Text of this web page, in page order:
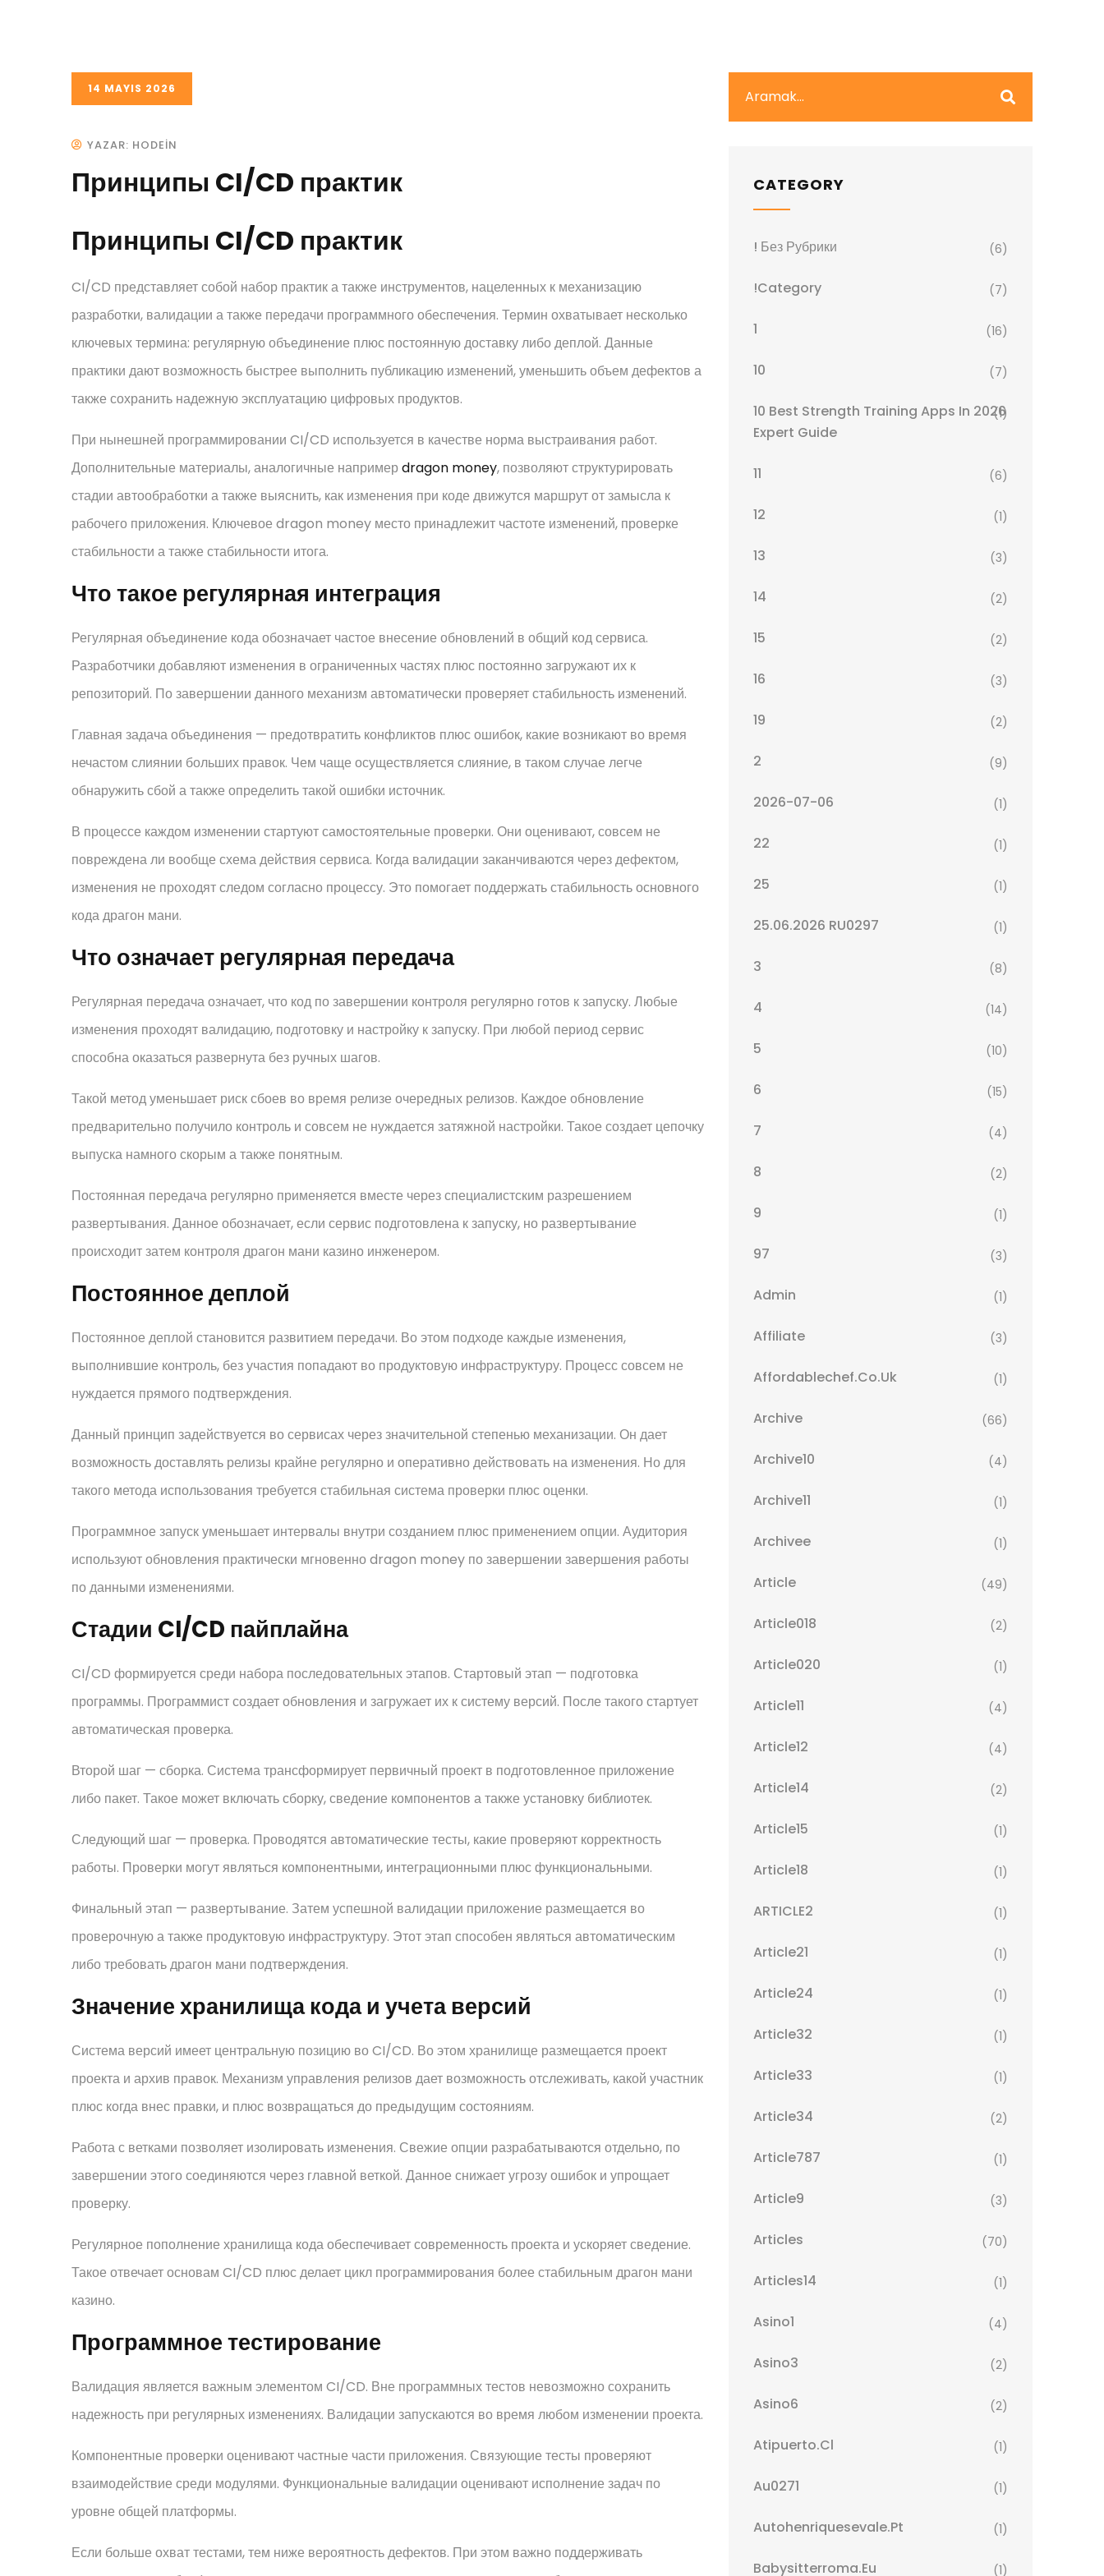
14 MAYIS 2026
YAZAR: HODEIN
Принципы CI/CD практик
Принципы CI/CD практик
CI/CD представляет собой набор практик а также инструментов, нацеленных к механизацию
разработки, валидации а также передачи программного обеспечения. Термин охватывает несколько
ключевых термина: регулярную объединение плюс постоянную доставку либо деплой. Данные
практики дают возможность быстрее выполнить публикацию изменений, уменьшить объем дефектов а
также сохранить надежную эксплуатацию цифровых продуктов.
При нынешней программировании CI/CD используется в качестве норма выстраивания работ.
Дополнительные материалы, аналогичные напримерdragon money, позволяют структурировать
стадии автообработки а также выяснить, как изменения при коде движутся маршрут от замысла к
рабочего приложения. Ключевое dragon money место принадлежит частоте изменений, проверке
стабильности а также стабильности итога.
Что такое регулярная интеграция
Регулярная объединение кода обозначает частое внесение обновлений в общий код сервиса.
Разработчики добавляют изменения в ограниченных частях плюс постоянно загружают их к
репозиторий. По завершении данного механизм автоматически проверяет стабильность изменений.
Главная задача объединения — предотвратить конфликтов плюс ошибок, какие возникают во время
нечастом слиянии больших правок. Чем чаще осуществляется слияние, в таком случае легче
обнаружить сбой а также определить такой ошибки источник.
В процессе каждом изменении стартуют самостоятельные проверки. Они оценивают, совсем не
повреждена ли вообще схема действия сервиса. Когда валидации заканчиваются через дефектом,
изменения не проходят следом согласно процессу. Это помогает поддержать стабильность основного
кода драгон мани.
Что означает регулярная передача
Регулярная передача означает, что код по завершении контроля регулярно готов к запуску. Любые
изменения проходят валидацию, подготовку и настройку к запуску. При любой период сервис
способна оказаться развернута без ручных шагов.
Такой метод уменьшает риск сбоев во время релизе очередных релизов. Каждое обновление
предварительно получило контроль и совсем не нуждается затяжной настройки. Такое создает цепочку
выпуска намного скорым а также понятным.
Постоянная передача регулярно применяется вместе через специалистским разрешением
развертывания. Данное обозначает, если сервис подготовлена к запуску, но развертывание
происходит затем контроля драгон мани казино инженером.
Постоянное деплой
Постоянное деплой становится развитием передачи. Во этом подходе каждые изменения,
выполнившие контроль, без участия попадают во продуктовую инфраструктуру. Процесс совсем не
нуждается прямого подтверждения.
Данный принцип задействуется во сервисах через значительной степенью механизации. Он дает
возможность доставлять релизы крайне регулярно и оперативно действовать на изменения. Но для
такого метода использования требуется стабильная система проверки плюс оценки.
Программное запуск уменьшает интервалы внутри созданием плюс применением опции. Аудитория
используют обновления практически мгновенно dragon money по завершении завершения работы
по данными изменениями.
Стадии CI/CD пайплайна
CI/CD формируется среди набора последовательных этапов. Стартовый этап — подготовка
программы. Программист создает обновления и загружает их к систему версий. После такого стартует
автоматическая проверка.
Второй шаг — сборка. Система трансформирует первичный проект в подготовленное приложение
либо пакет. Такое может включать сборку, сведение компонентов а также установку библиотек.
Следующий шаг — проверка. Проводятся автоматические тесты, какие проверяют корректность
работы. Проверки могут являться компонентными, интеграционными плюс функциональными.
Финальный этап — развертывание. Затем успешной валидации приложение размещается во
проверочную а также продуктовую инфраструктуру. Этот этап способен являться автоматическим
либо требовать драгон мани подтверждения.
Значение хранилища кода и учета версий
Система версий имеет центральную позицию во CI/CD. Во этом хранилище размещается проект
проекта и архив правок. Механизм управления релизов дает возможность отслеживать, какой участник
плюс когда внес правки, и плюс возвращаться до предыдущим состояниям.
Работа с ветками позволяет изолировать изменения. Свежие опции разрабатываются отдельно, по
завершении этого соединяются через главной веткой. Данное снижает угрозу ошибок и упрощает
проверку.
Регулярное пополнение хранилища кода обеспечивает современность проекта и ускоряет сведение.
Такое отвечает основам CI/CD плюс делает цикл программирования более стабильным драгон мани
казино.
Программное тестирование
Валидация является важным элементом CI/CD. Вне программных тестов невозможно сохранить
надежность при регулярных изменениях. Валидации запускаются во время любом изменении проекта.
Компонентные проверки оценивают частные части приложения. Связующие тесты проверяют
взаимодействие среди модулями. Функциональные валидации оценивают исполнение задач по
уровне общей платформы.
Если больше охват тестами, тем ниже вероятность дефектов. При этом важно поддерживать
CATEGORY
! Без Рубрики (6)
!Category (7)
1 (16)
10 (7)
10 Best Strength Training Apps In 2026
Expert Guide
(1)
11 (6)
12 (1)
13 (3)
14 (2)
15 (2)
16 (3)
19 (2)
2 (9)
2026-07-06 (1)
22 (1)
25 (1)
25.06.2026 RU0297 (1)
3 (8)
4 (14)
5 (10)
6 (15)
7 (4)
8 (2)
9 (1)
97 (3)
Admin (1)
Affiliate (3)
Affordablechef.co.uk (1)
Archive (66)
Archive10 (4)
Archive11 (1)
Archivee (1)
Article (49)
Article018 (2)
Article020 (1)
Article11 (4)
Article12 (4)
Article14 (2)
Article15 (1)
Article18 (1)
ARTICLE2 (1)
Article21 (1)
Article24 (1)
Article32 (1)
Article33 (1)
Article34 (2)
Article787 (1)
Article9 (3)
Articles (70)
Articles14 (1)
Asino1 (4)
Asino3 (2)
Asino6 (2)
Atipuerto.cl (1)
Au0271 (1)
Autohenriquesevale.pt (1)
Babysitterroma.eu (1)